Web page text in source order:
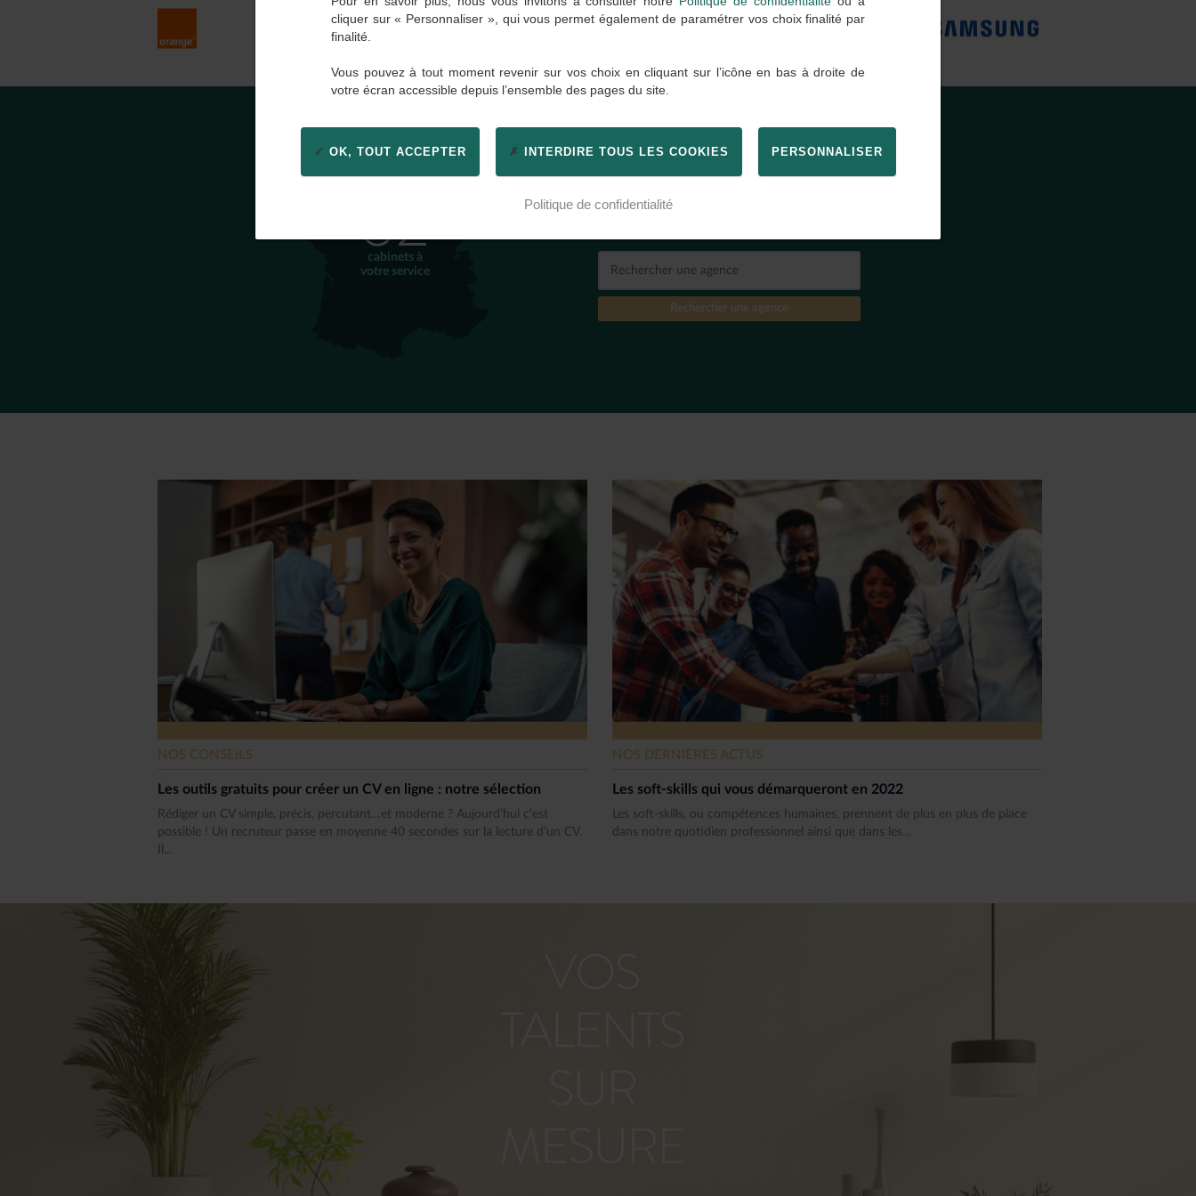
TROUVER
UNE AGENCE
32
cabinets à
votre service
NOS CONSEILS
Les outils gratuits pour créer un CV en ligne : notre sélection
Rédiger un CV simple, précis, percutant…et moderne ? Aujourd’hui c’est
possible ! Un recruteur passe en moyenne 40 secondes sur la lecture d’un CV.
Il...
NOS DERNIÈRES ACTUS
Les soft-skills qui vous démarqueront en 2022
Les soft-skills, ou compétences humaines, prennent de plus en plus de place
dans notre quotidien professionnel ainsi que dans les...
cliquer sur « Personnaliser », qui vous permet également de paramétrer vos choix finalité par
finalité.
Vous pouvez à tout moment revenir sur vos choix en cliquant sur l’icône en bas à droite de
votre écran accessible depuis l’ensemble des pages du site.
OK, TOUT ACCEPTER INTERDIRE TOUS LES COOKIES PERSONNALISER
Politique de confidentialité